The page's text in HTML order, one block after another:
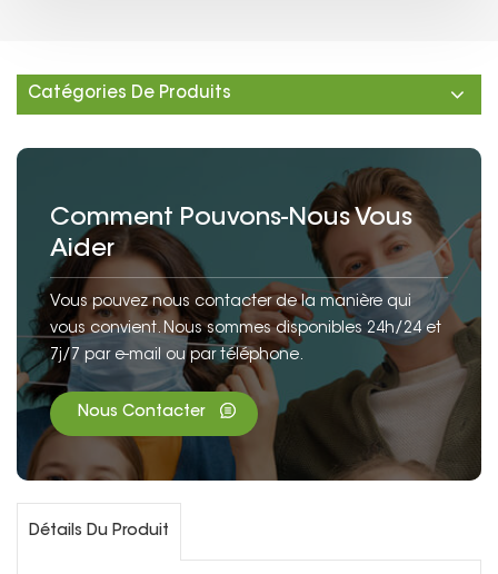
Catégories De Produits
Comment Pouvons-Nous Vous
Aider
Vous pouvez nous contacter de la manière qui
vous convient. Nous sommes disponibles 24h/24 et
7j/7 par e-mail ou par téléphone.
Nous Contacter
Détails Du Produit